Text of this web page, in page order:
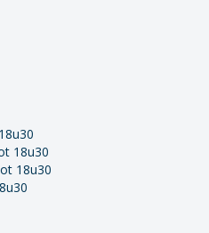
18u30
18u30